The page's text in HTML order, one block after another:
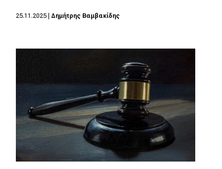
25.11.2025 Δημήτρης Βαμβακίδης